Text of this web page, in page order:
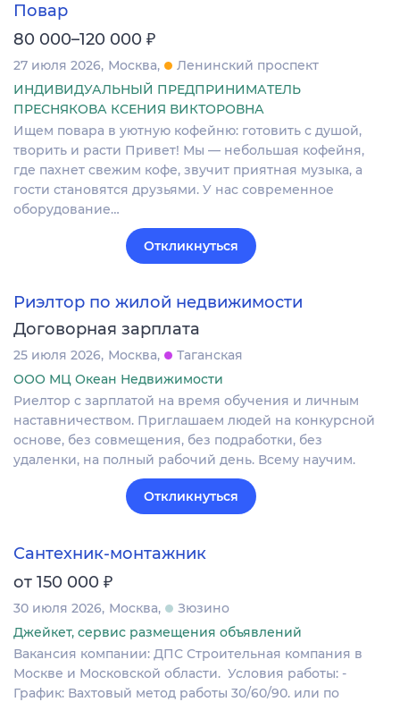
Повар
80 000–120 000 ₽
27 июля 2026 Москва
Ленинский проспект
ИНДИВИДУАЛЬНЫЙ ПРЕДПРИНИМАТЕЛЬ
ПРЕСНЯКОВА КСЕНИЯ ВИКТОРОВНА
Ищем повара в уютную кофейню: готовить с душой,
творить и расти Привет! Мы — небольшая кофейня,
где пахнет свежим кофе, звучит приятная музыка, а
гости становятся друзьями. У нас современное
оборудование…
Откликнуться
Риэлтор по жилой недвижимости
Договорная зарплата
25 июля 2026 Москва
Таганская
ООО МЦ Океан Недвижимости
Риелтор с зарплатой на время обучения и личным
наставничеством. Приглашаем людей на конкурсной
основе, без совмещения, без подработки, без
удаленки, на полный рабочий день. Всему научим.
Откликнуться
Сантехник-монтажник
от 150 000 ₽
30 июля 2026 Москва
Зюзино
Джейкет, сервис размещения объявлений
Вакансия компании: ДПС Строительная компания в
Москве и Московской области. Условия работы: -
График: Вахтовый метод работы 30/60/90. или по